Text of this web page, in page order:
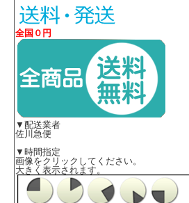
全国０円
▼配送業者
佐川急便
▼時間指定
画像をクリックしてください。
大きく表示されます。